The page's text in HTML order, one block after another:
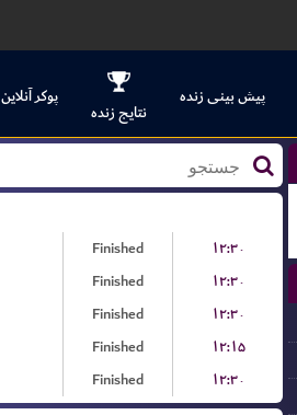
پیش بینی زنده
نتایج زنده
پوکر آنلاین
Finished
۱۲:۳۰
Finished
۱۲:۳۰
Finished
۱۲:۳۰
Finished
۱۲:۱۵
Finished ۱۲:۳۰